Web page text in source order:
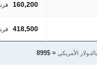
160,200
418,500
الأمريكي ≈ $899